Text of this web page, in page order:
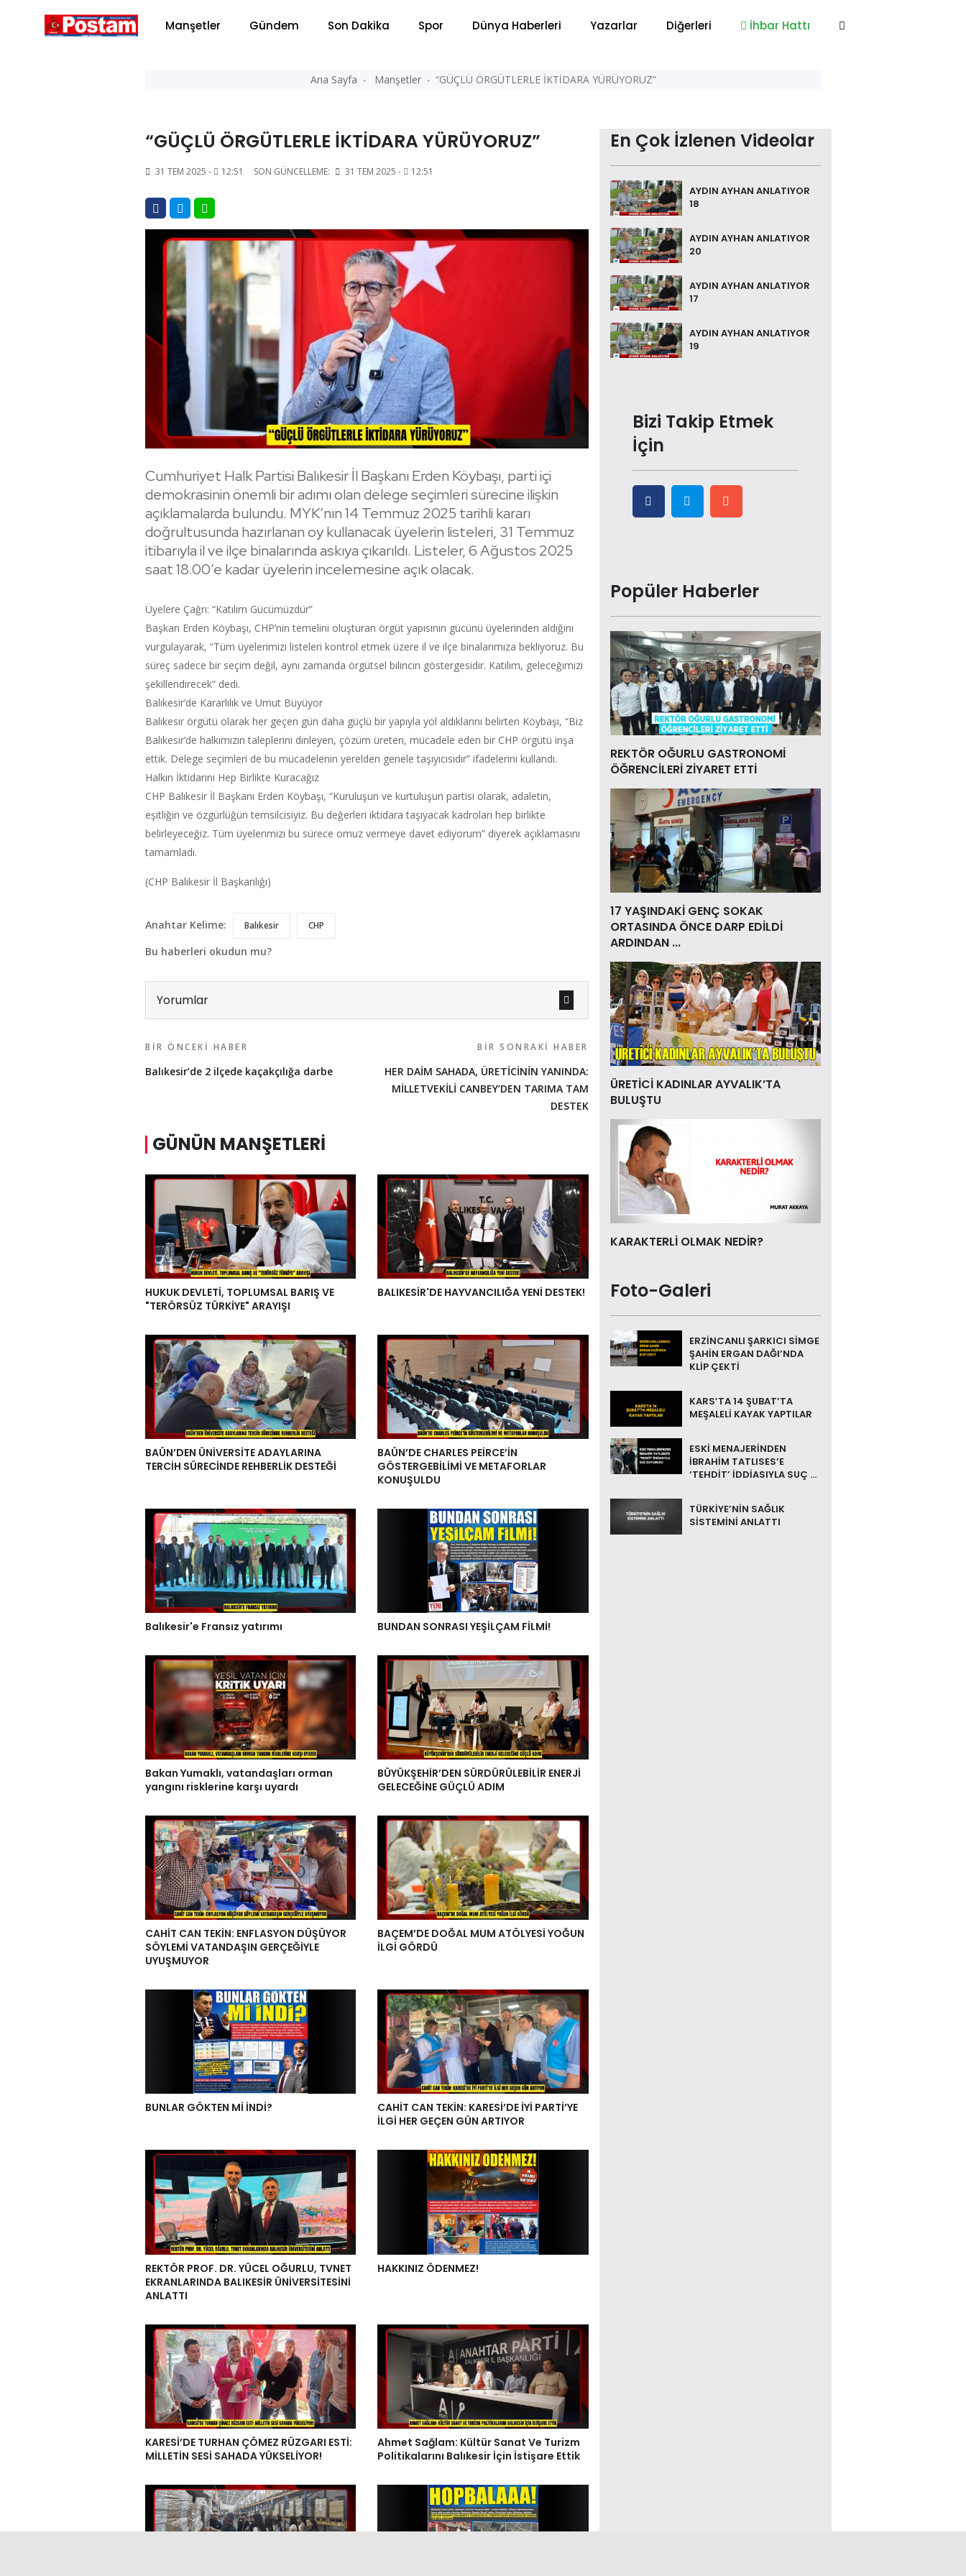
Manşetler Gündem Son Dakika Spor Dünya Haberleri Yazarlar Diğerleri İhbar Hattı
Ana Sayfa Manşetler “GÜÇLÜ ÖRGÜTLERLE İKTİDARA YÜRÜYORUZ”
“GÜÇLÜ ÖRGÜTLERLE İKTİDARA YÜRÜYORUZ”
31 TEM 2025 - 12:51 SON GÜNCELLEME: 31 TEM 2025 - 12:51
Cumhuriyet Halk Partisi Balıkesir İl Başkanı Erden Köybaşı, parti içi
demokrasinin önemli bir adımı olan delege seçimleri sürecine ilişkin
açıklamalarda bulundu. MYK’nın 14 Temmuz 2025 tarihli kararı
doğrultusunda hazırlanan oy kullanacak üyelerin listeleri, 31 Temmuz
itibarıyla il ve ilçe binalarında askıya çıkarıldı. Listeler, 6 Ağustos 2025
saat 18.00’e kadar üyelerin incelemesine açık olacak.
Üyelere Çağrı: “Katılım Gücümüzdür”
Başkan Erden Köybaşı, CHP’nin temelini oluşturan örgüt yapısının gücünü üyelerinden aldığını
vurgulayarak, “Tüm üyelerimizi listeleri kontrol etmek üzere il ve ilçe binalarımıza bekliyoruz. Bu
süreç sadece bir seçim değil, aynı zamanda örgütsel bilincin göstergesidir. Katılım, geleceğimizi
şekillendirecek” dedi.
Balıkesir’de Kararlılık ve Umut Büyüyor
Balıkesir örgütü olarak her geçen gün daha güçlü bir yapıyla yol aldıklarını belirten Köybaşı, “Biz
Balıkesir’de halkımızın taleplerini dinleyen, çözüm üreten, mücadele eden bir CHP örgütü inşa
ettik. Delege seçimleri de bu mücadelenin yerelden genele taşıyıcısıdır” ifadelerini kullandı.
Halkın İktidarını Hep Birlikte Kuracağız
CHP Balıkesir İl Başkanı Erden Köybaşı, “Kuruluşun ve kurtuluşun partisi olarak, adaletin,
eşitliğin ve özgürlüğün temsilcisiyiz. Bu değerleri iktidara taşıyacak kadroları hep birlikte
belirleyeceğiz. Tüm üyelerimizi bu sürece omuz vermeye davet ediyorum” diyerek açıklamasını
tamamladı.
(CHP Balıkesir İl Başkanlığı)
Anahtar Kelime: Balıkesir CHP
Bu haberleri okudun mu?
Yorumlar
BIR ÖNCEKI HABER
Balıkesir’de 2 ilçede kaçakçılığa darbe
BIR SONRAKI HABER
HER DAİM SAHADA, ÜRETİCİNİN YANINDA:
MİLLETVEKİLİ CANBEY’DEN TARIMA TAM
DESTEK
GÜNÜN MANŞETLERI
HUKUK DEVLETİ, TOPLUMSAL BARIŞ VE
"TERÖRSÜZ TÜRKİYE" ARAYIŞI
BALIKESİR'DE HAYVANCILIĞA YENİ DESTEK!
BAÜN’DEN ÜNİVERSİTE ADAYLARINA
TERCİH SÜRECİNDE REHBERLİK DESTEĞİ
BAÜN’DE CHARLES PEİRCE’İN
GÖSTERGEBİLİMİ VE METAFORLAR
KONUŞULDU
Balıkesir'e Fransız yatırımı BUNDAN SONRASI YEŞİLÇAM FİLMİ!
Bakan Yumaklı, vatandaşları orman
yangını risklerine karşı uyardı
BÜYÜKŞEHİR’DEN SÜRDÜRÜLEBİLİR ENERJİ
GELECEĞİNE GÜÇLÜ ADIM
CAHİT CAN TEKİN: ENFLASYON DÜŞÜYOR
SÖYLEMİ VATANDAŞIN GERÇEĞİYLE
UYUŞMUYOR
BAÇEM’DE DOĞAL MUM ATÖLYESİ YOĞUN
İLGİ GÖRDÜ
BUNLAR GÖKTEN Mİ İNDİ?
CAHİT CAN TEKİN: KARESİ’DE İYİ PARTİ’YE
İLGİ HER GEÇEN GÜN ARTIYOR
REKTÖR PROF. DR. YÜCEL OĞURLU, TVNET
EKRANLARINDA BALIKESİR ÜNİVERSİTESİNİ
ANLATTI
HAKKINIZ ÖDENMEZ!
KARESİ’DE TURHAN ÇÖMEZ RÜZGARI ESTİ:
MİLLETİN SESİ SAHADA YÜKSELİYOR!
Ahmet Sağlam: Kültür Sanat Ve Turizm
Politikalarını Balıkesir İçin İstişare Ettik
En Çok İzlenen Videolar
AYDIN AYHAN ANLATIYOR
18
AYDIN AYHAN ANLATIYOR
20
AYDIN AYHAN ANLATIYOR
17
AYDIN AYHAN ANLATIYOR
19
Bizi Takip Etmek
İçin
Popüler Haberler
REKTÖR OĞURLU GASTRONOMİ
ÖĞRENCİLERİ ZİYARET ETTİ
17 YAŞINDAKİ GENÇ SOKAK
ORTASINDA ÖNCE DARP EDİLDİ
ARDINDAN ...
ÜRETİCİ KADINLAR AYVALIK’TA
BULUŞTU
KARAKTERLİ OLMAK NEDİR?
Foto-Galeri
ERZİNCANLI ŞARKICI SİMGE
ŞAHİN ERGAN DAĞI’NDA
KLİP ÇEKTİ
KARS’TA 14 ŞUBAT’TA
MEŞALELİ KAYAK YAPTILAR
ESKİ MENAJERİNDEN
İBRAHİM TATLISES’E
‘TEHDİT’ İDDİASIYLA SUÇ ...
TÜRKİYE’NİN SAĞLIK
SİSTEMİNİ ANLATTI